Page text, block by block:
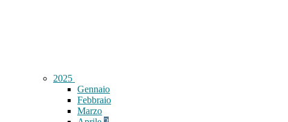
2025
Gennaio
Febbraio
Marzo